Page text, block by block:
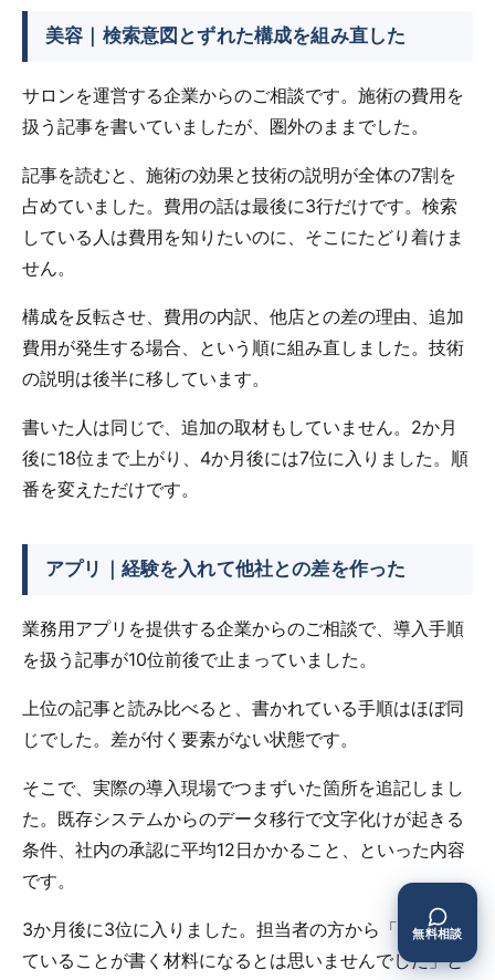
美容｜検索意図とずれた構成を組み直した
サロンを運営する企業からのご相談です。施術の費用を
扱う記事を書いていましたが、圏外のままでした。
記事を読むと、施術の効果と技術の説明が全体の7割を
占めていました。費用の話は最後に3行だけです。検索
している人は費用を知りたいのに、そこにたどり着けま
せん。
構成を反転させ、費用の内訳、他店との差の理由、追加
費用が発生する場合、という順に組み直しました。技術
の説明は後半に移しています。
書いた人は同じで、追加の取材もしていません。2か月
後に18位まで上がり、4か月後には7位に入りました。順
番を変えただけです。
アプリ｜経験を入れて他社との差を作った
業務用アプリを提供する企業からのご相談で、導入手順
を扱う記事が10位前後で止まっていました。
上位の記事と読み比べると、書かれている手順はほぼ同
じでした。差が付く要素がない状態です。
そこで、実際の導入現場でつまずいた箇所を追記しまし
た。既存システムからのデータ移行で文字化けが起きる
条件、社内の承認に平均12日かかること、といった内容
です。
3か月後に3位に入りました。担当者の方から「毎日やっ
ていることが書く材料になるとは思いませんでした」と
無料相談